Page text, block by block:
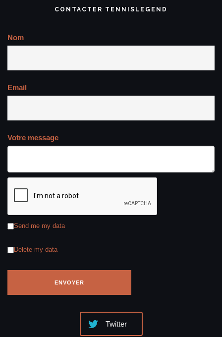
CONTACTER TENNISLEGEND
Nom
Email
Votre message
Send me my data
Delete my data
Twitter